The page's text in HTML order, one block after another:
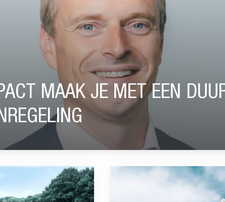
MAAK JE MET EEN
BEDRIJVEN VIA BEFRANK BIJ AAN EEN DUURZAME
GA NAAR “DE IMPACT VAN